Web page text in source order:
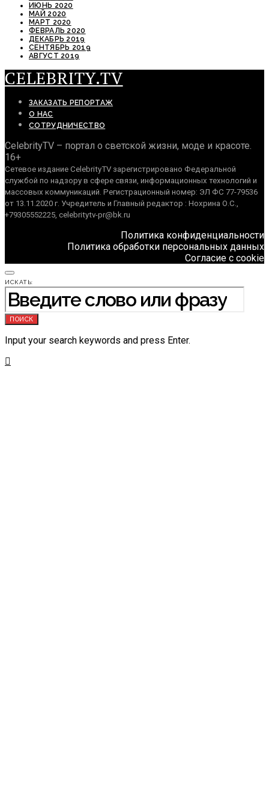
ИЮНЬ 2020
МАЙ 2020
МАРТ 2020
ФЕВРАЛЬ 2020
ДЕКАБРЬ 2019
СЕНТЯБРЬ 2019
АВГУСТ 2019
CELEBRITY.TV
ЗАКАЗАТЬ РЕПОРТАЖ
О НАС
СОТРУДНИЧЕСТВО
CelebrityTV – портал о светской жизни, моде и красоте.
16+
Сетевое издание CelebrityTV зарегистрировано Федеральной
службой по надзору в сфере связи, информационных технологий и
массовых коммуникаций. Регистрационный номер: ЭЛ ФС 77-79536
от 13.11.2020 г. Учредитель и Главный редактор : Нохрина О.С.,
+79305552225, celebritytv-pr@bk.ru
Политика конфиденциальности
Политика обработки персональных данных
Согласие с cookie
ИСКАТЬ:
ПОИСК
Input your search keywords and press Enter.